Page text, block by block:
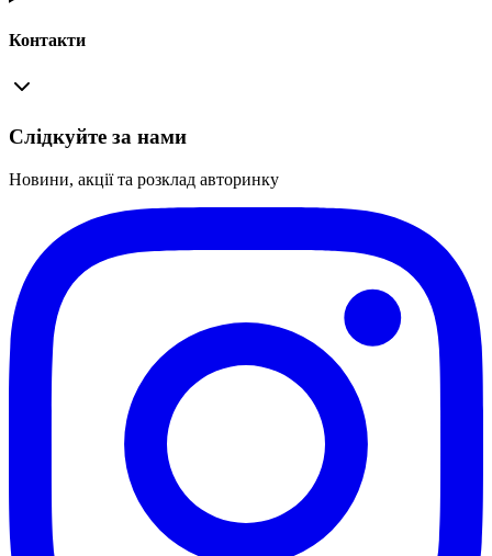
Контакти
Слідкуйте за нами
Новини, акції та розклад авторинку